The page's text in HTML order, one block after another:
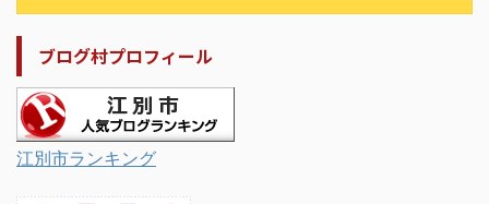
ブログ村プロフィール
江別市ランキング